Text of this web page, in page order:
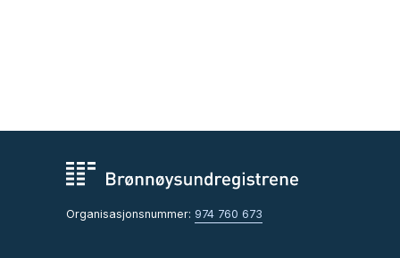
Organisasjonsnummer: 974 760 673